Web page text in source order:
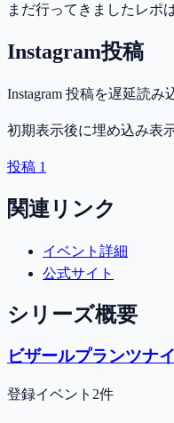
まだ行ってきましたレポ
Instagram投稿
Instagram 投稿を遅延読み
初期表示後に埋め込み表
投稿 1
関連リンク
イベント詳細
公式サイト
シリーズ概要
ビザールプランツナ
登録イベント2件